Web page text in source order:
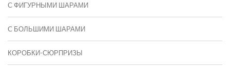
С ФИГУРНЫМИ ШАРАМИ
C БОЛЬШИМИ ШАРАМИ
КОРОБКИ-СЮРПРИЗЫ